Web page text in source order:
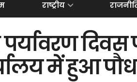
राष्ट्रीय
पर्यावरण
में हुआ